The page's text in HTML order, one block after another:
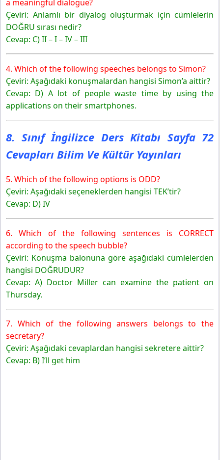
a meaningful dialogue?
Çeviri: Anlamlı bir diyalog oluşturmak için cümlelerin
DOĞRU sırası nedir?
Cevap: C) II – I – IV – III
4. Which of the following speeches belongs to Simon?
Çeviri: Aşağıdaki konuşmalardan hangisi Simon’a aittir?
Cevap: D) A lot of people waste time by using the
applications on their smartphones.
8. Sınıf İngilizce Ders Kitabı Sayfa 72
Cevapları Bilim Ve Kültür Yayınları
5. Which of the following options is ODD?
Çeviri: Aşağıdaki seçeneklerden hangisi TEK’tir?
Cevap: D) IV
6. Which of the following sentences is CORRECT
according to the speech bubble?
Çeviri: Konuşma balonuna göre aşağıdaki cümlelerden
hangisi DOĞRUDUR?
Cevap: A) Doctor Miller can examine the patient on
Thursday.
7. Which of the following answers belongs to the
secretary?
Çeviri: Aşağıdaki cevaplardan hangisi sekretere aittir?
Cevap: B) I’ll get him